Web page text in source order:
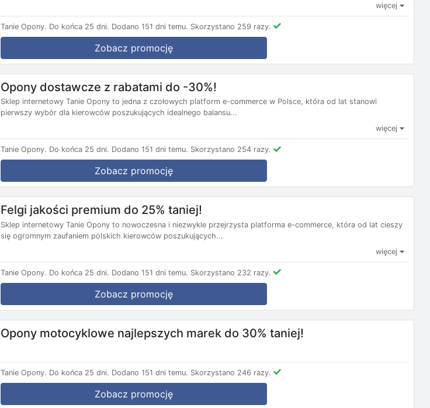
więcej
Tanie Opony. Do końca 25 dni. Dodano 151 dni temu. Skorzystano 259 razy.
Zobacz promocję
Opony dostawcze z rabatami do -30%!
Sklep internetowy Tanie Opony to jedna z czołowych platform e-commerce w Polsce, która od lat stanowi
pierwszy wybór dla kierowców poszukujących idealnego balansu...
więcej
Tanie Opony. Do końca 25 dni. Dodano 151 dni temu. Skorzystano 254 razy.
Zobacz promocję
Felgi jakości premium do 25% taniej!
Sklep internetowy Tanie Opony to nowoczesna i niezwykle przejrzysta platforma e-commerce, która od lat cieszy
się ogromnym zaufaniem polskich kierowców poszukujących...
więcej
Tanie Opony. Do końca 25 dni. Dodano 151 dni temu. Skorzystano 232 razy.
Zobacz promocję
Opony motocyklowe najlepszych marek do 30% taniej!
Tanie Opony. Do końca 25 dni. Dodano 151 dni temu. Skorzystano 246 razy.
Zobacz promocję